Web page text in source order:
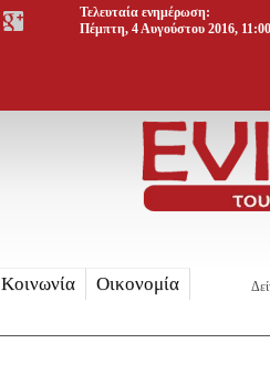
Τελευταία ενημέρωση:
Πέμπτη, 4 Αυγούστου 2016, 11:00
Κοινωνία Οικονομία